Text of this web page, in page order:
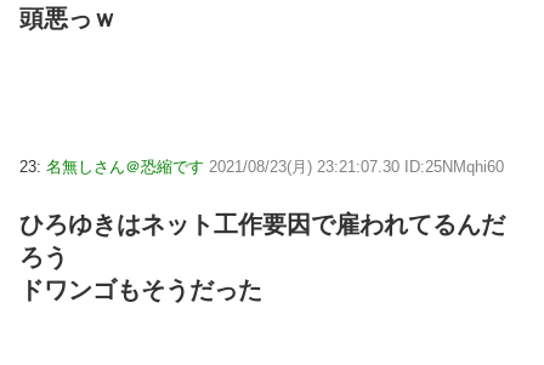
頭悪っｗ
23: 名無しさん＠恐縮です 2021/08/23(月) 23:21:07.30 ID:25NMqhi60
ひろゆきはネット工作要因で雇われてるんだ
ろう
ドワンゴもそうだった